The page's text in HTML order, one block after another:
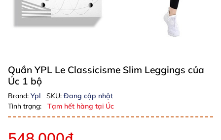
Quần YPL Le Classicisme Slim Leggings của
Úc 1 bộ
Brand: Ypl SKU: Đang cập nhật
Tình trạng:
Tạm hết hàng tại Úc